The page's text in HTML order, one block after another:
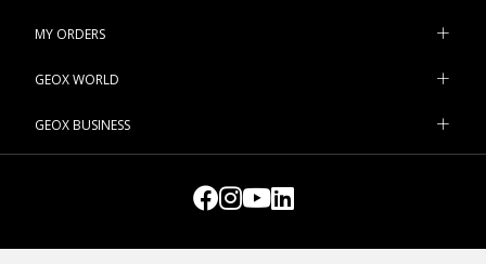
MY ORDERS
GEOX WORLD
GEOX BUSINESS